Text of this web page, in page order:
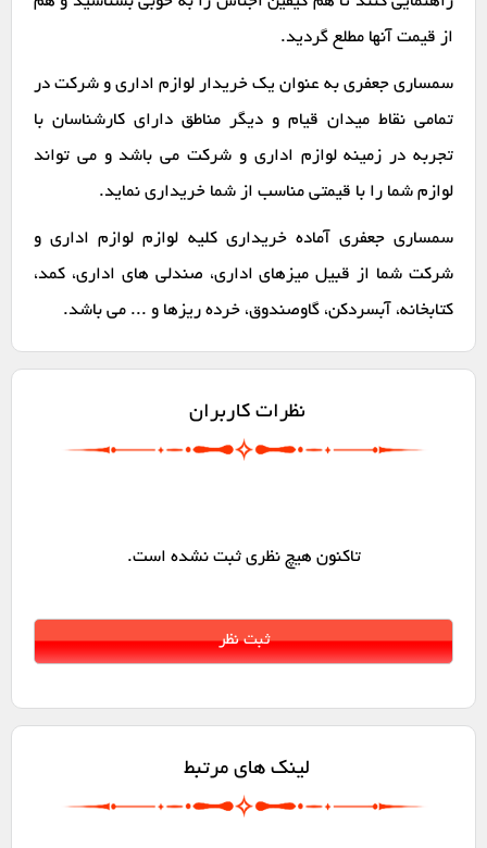
از قیمت آنها مطلع گردید.
سمساری جعفری به عنوان یک خریدار لوازم اداری و شرکت در
تمامی نقاط میدان قیام و دیگر مناطق دارای کارشناسان با
تجربه در زمینه لوازم اداری و شرکت می باشد و می تواند
لوازم شما را با قیمتی مناسب از شما خریداری نماید.
سمساری جعفری آماده خریداری کلیه لوازم لوازم اداری و
شرکت شما از قبیل میزهای اداری، صندلی های اداری، کمد،
کتابخانه، آبسردکن، گاوصندوق، خرده ریزها و ... می باشد.
نظرات کاربران
تاکنون هیچ نظری ثبت نشده است.
لینک های مرتبط